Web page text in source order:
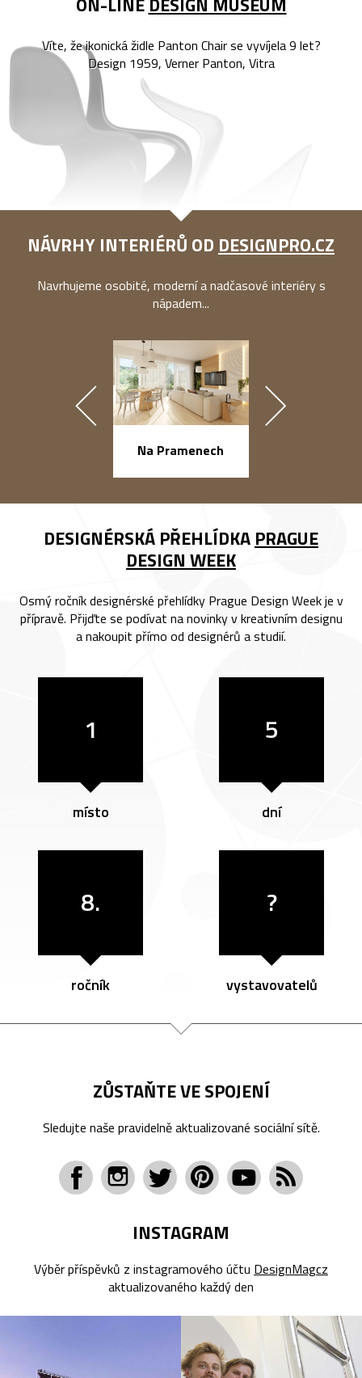
Víte, že ikonická židle Panton Chair se vyvíjela 9 let?
Design 1959, Verner Panton, Vitra
NÁVRHY INTERIÉRŮ OD DESIGNPRO.CZ
Navrhujeme osobité, moderní a nadčasové interiéry s
nápadem...
Na Pramenech
DESIGNÉRSKÁ PŘEHLÍDKA PRAGUE
DESIGN WEEK
Osmý ročník designérské přehlídky Prague Design Week je v
přípravě. Přijďte se podívat na novinky v kreativním designu
a nakoupit přímo od designérů a studií.
1
místo
5
dní
8.
ročník
?
vystavovatelů
ZŮSTAŇTE VE SPOJENÍ
Sledujte naše pravidelně aktualizované sociální sítě.
INSTAGRAM
Výběr příspěvků z instagramového účtu DesignMagcz
aktualizovaného každý den